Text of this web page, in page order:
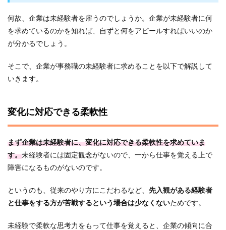
何故、企業は未経験者を雇うのでしょうか。企業が未経験者に何
を求めているのかを知れば、自ずと何をアピールすればいいのか
が分かるでしょう。
そこで、企業が事務職の未経験者に求めることを以下で解説して
いきます。
変化に対応できる柔軟性
まず企業は未経験者に、変化に対応できる柔軟性を求めていま
す。未経験者には固定観念がないので、一から仕事を覚える上で
障害になるものがないのです。
というのも、従来のやり方にこだわるなど、 先入観がある経験者
と仕事をする方が苦戦するという場合は少なくないためです。
未経験で柔軟な思考力をもって仕事を覚えると、企業の傾向に合